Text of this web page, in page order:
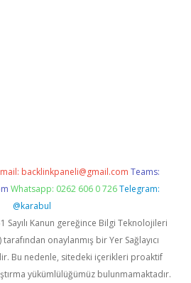
backlinkpaneli@gmail.com Teams:
Whatsapp: 0262 606 0 726 Telegram:
@karabul
Sayılı Kanun gereğince Bilgi Teknolojileri
onaylanmış bir Yer Sağlayıcı
Bu nedenle, sitedeki içerikleri proaktif
yükümlülüğümüz bulunmamaktadır.